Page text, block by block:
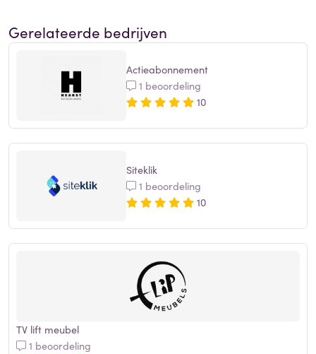
Gerelateerde bedrijven
Actieabonnement
1 beoordeling
10
Siteklik
1 beoordeling
10
TV lift meubel
1 beoordeling